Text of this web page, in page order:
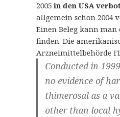
2005in den USA
allgemein schon 2004
Einen Beleg kann
finden. Die
Arzneimittelbehörde
Conducted in
no evidence of
thimerosal as a
other than local